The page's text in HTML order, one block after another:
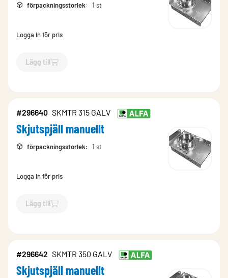
förpackningsstorlek: 1 st
Logga in för pris
Lägg till
`$Lägg till
#296640 SKMTR 315 GALV
Skjutspjäll manuellt
förpackningsstorlek: 1 st
Logga in för pris
Lägg till
`$Lägg till
#296642 SKMTR 350 GALV
Skjutspjäll manuellt